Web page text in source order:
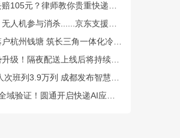
元？律师教你贵重快递丢失如何维权
参与消杀......京东支援广西灾后重建
州钱塘 筑长三角一体化冷链中枢基地
隔夜配送上线后将持续挤压快递巨头
3.9万列 成都发布智慧物流“双清单”
证！圆通开启快递AI应用规模化落地